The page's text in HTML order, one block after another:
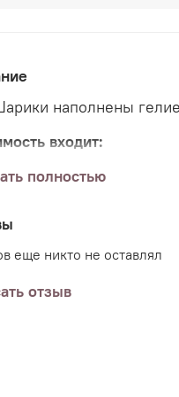
наполнены
входит:
фольгированная
шарики без
груз (или несколько)
полностью
еще никто не оставлял
отзыв